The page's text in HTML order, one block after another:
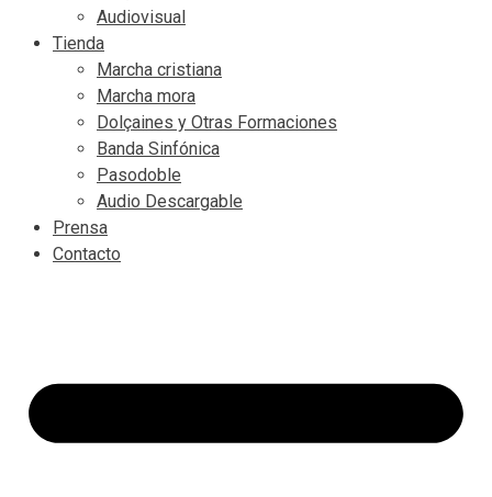
Audiovisual
Tienda
Marcha cristiana
Marcha mora
Dolçaines y Otras Formaciones
Banda Sinfónica
Pasodoble
Audio Descargable
Prensa
Contacto